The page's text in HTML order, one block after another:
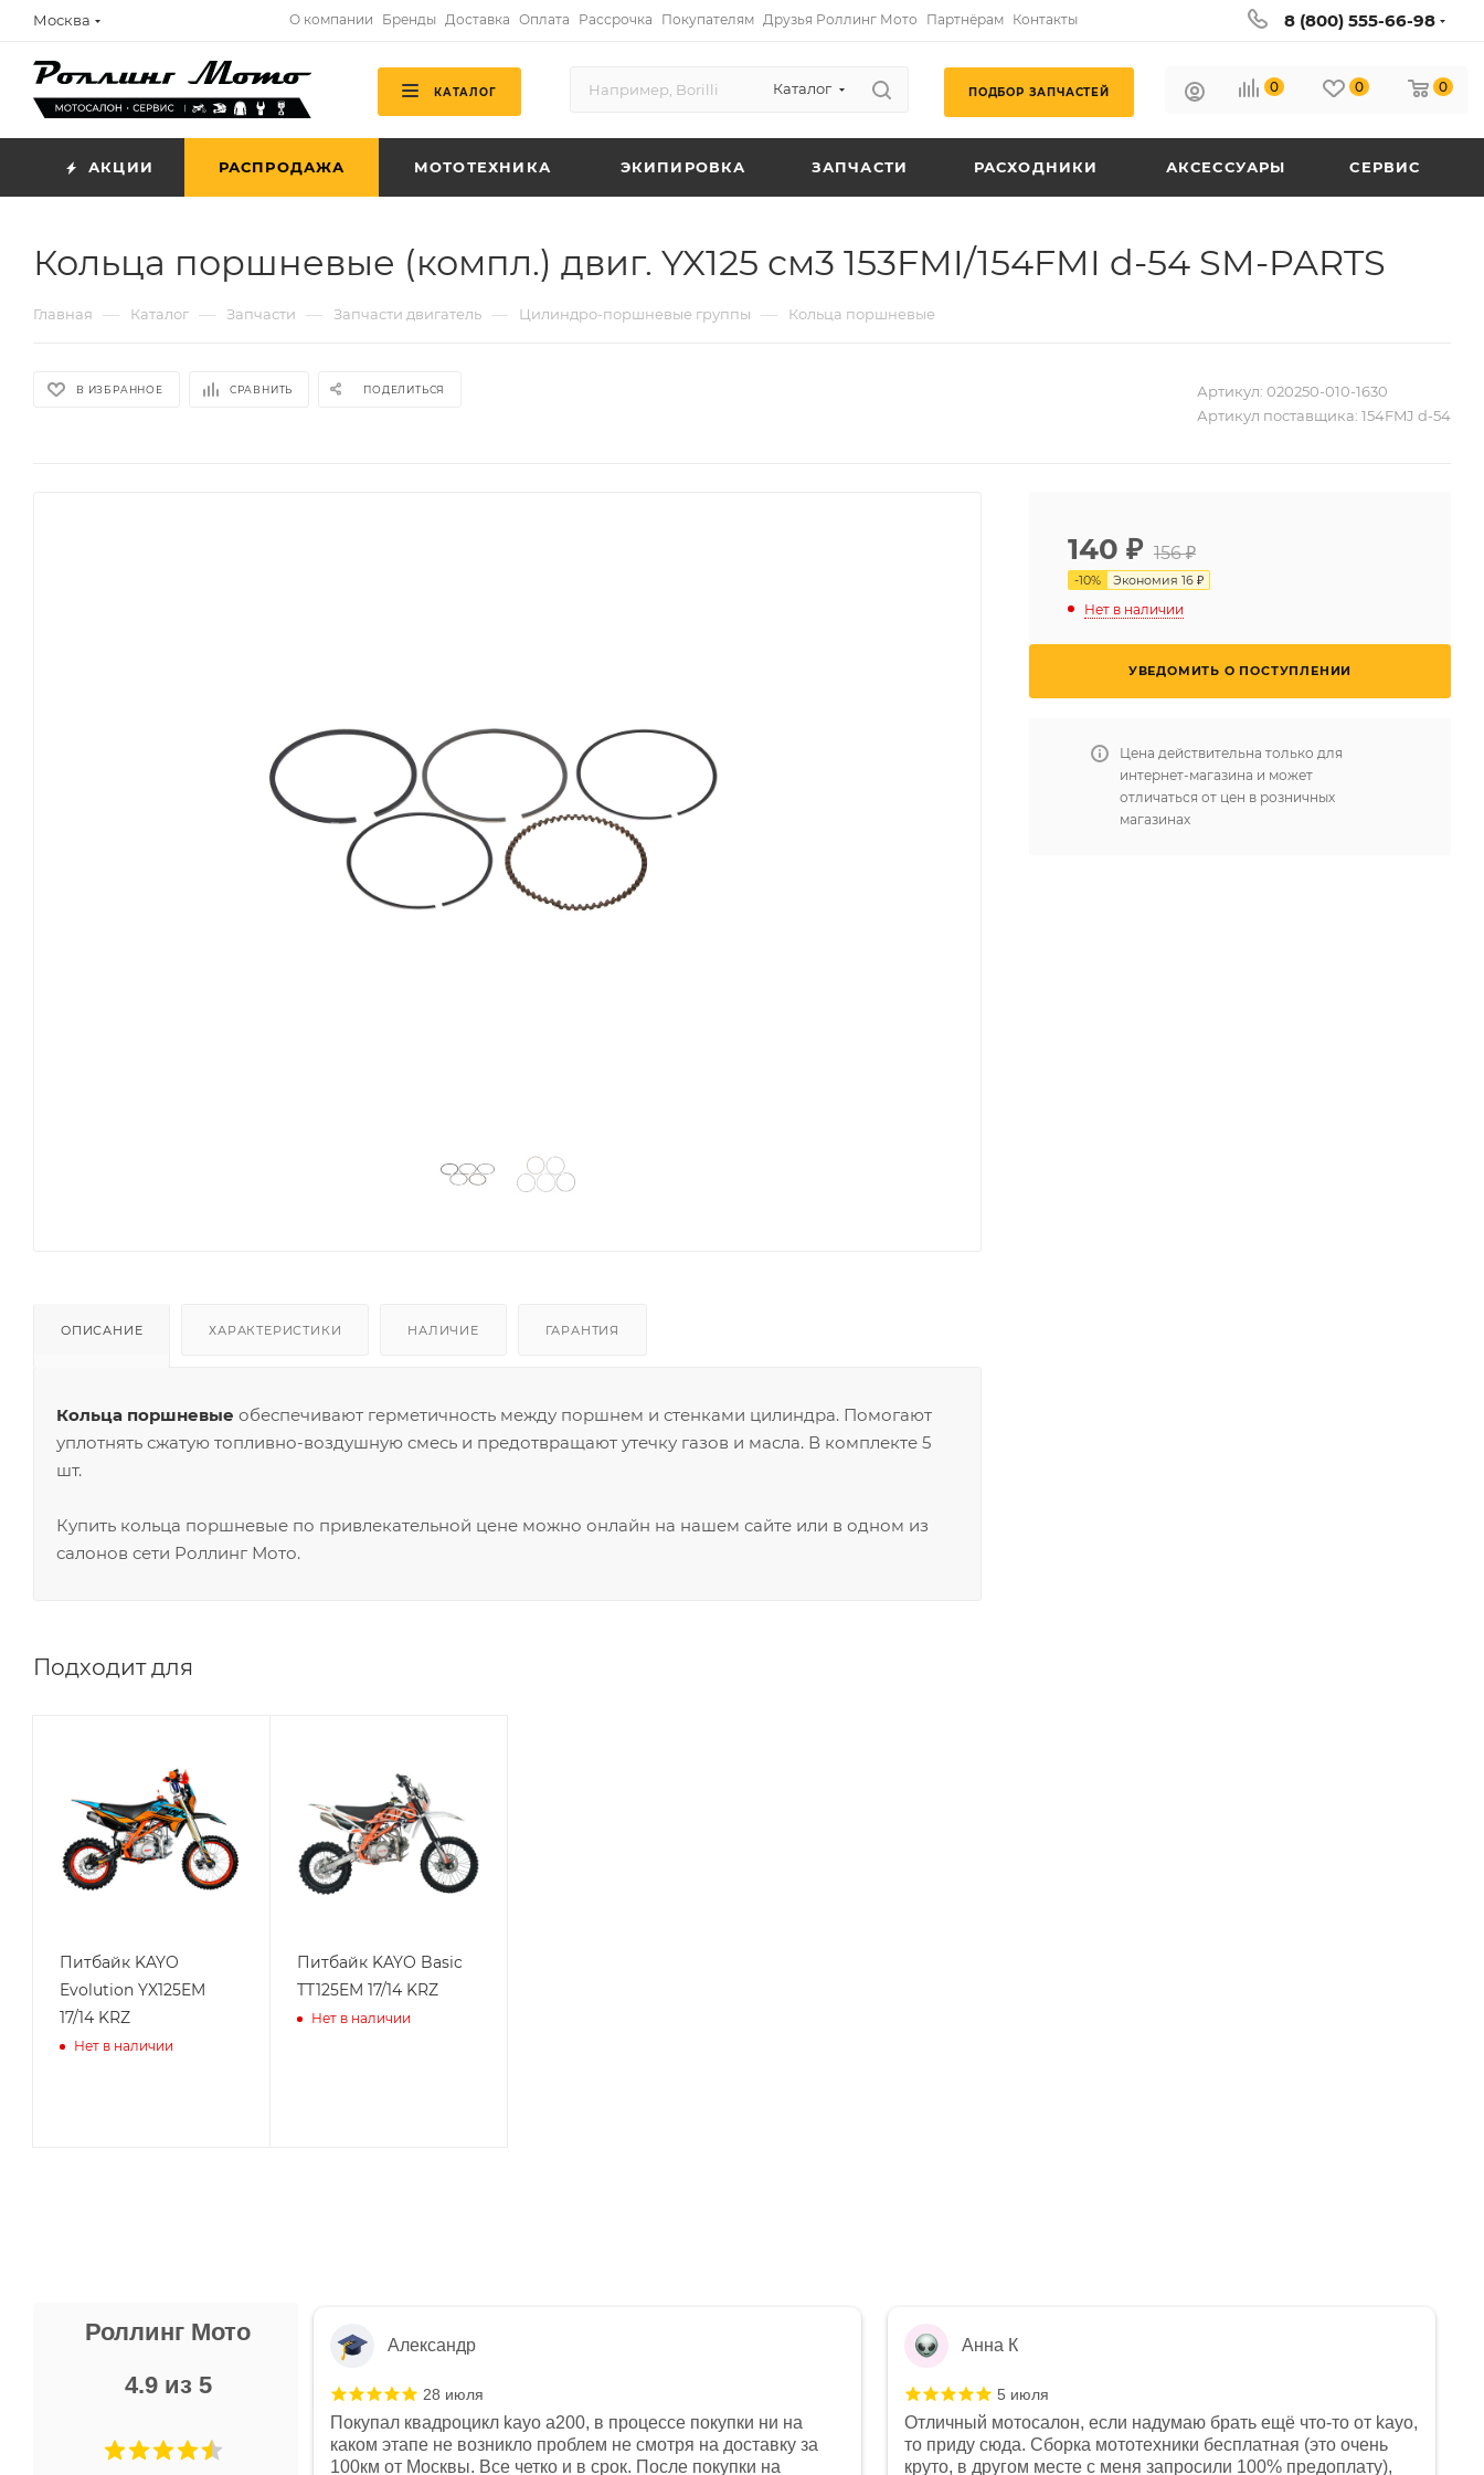
Москва О компании Бренды Доставка Оплата Рассрочка Покупателям Друзья Роллинг Мото Партнёрам Контакты 8 (800) 555-66-98
КАТАЛОГ Каталог ПОДБОР ЗАПЧАСТЕЙ 0 0 0
АКЦИИ РАСПРОДАЖА МОТОТЕХНИКА ЭКИПИРОВКА ЗАПЧАСТИ РАСХОДНИКИ АКСЕССУАРЫ СЕРВИС
Кольца поршневые (компл.) двиг. YX125 см3 153FMI/154FMI d-54 SM-PARTS
Главная — Каталог — Запчасти — Запчасти двигатель — Цилиндро-поршневые группы — Кольца поршневые
В ИЗБРАННОЕ СРАВНИТЬ ПОДЕЛИТЬСЯ Артикул: 020250-010-1630
Артикул поставщика: 154FMJ d-54
ОПИСАНИЕ ХАРАКТЕРИСТИКИ НАЛИЧИЕ ГАРАНТИЯ
Кольца поршневые обеспечивают герметичность между поршнем и стенками цилиндра. Помогают
уплотнять сжатую топливно-воздушную смесь и предотвращают утечку газов и масла. В комплекте 5
шт.
Купить кольца поршневые по привлекательной цене можно онлайн на нашем сайте или в одном из
салонов сети Роллинг Мото.
Подходит для
Питбайк KAYO
Evolution YX125EM
17/14 KRZ
Нет в наличии
Питбайк KAYO Basic
TT125EM 17/14 KRZ
Нет в наличии
140 ₽ 156 ₽
-10% Экономия 16 ₽
Нет в наличии
УВЕДОМИТЬ О ПОСТУПЛЕНИИ
Цена действительна только для
интернет-магазина и может
отличаться от цен в розничных
магазинах
Роллинг Мото
4.9 из 5
Не понравились условия
и дают только на год)
Александр
28 июля
Покупал квадроцикл kayo a200, в процессе покупки ни на
каком этапе не возникло проблем не смотря на доставку за
100км от Москвы. Все четко и в срок. После покупки на
Анна К
5 июля
Отличный мотосалон, если надумаю брать ещё что-то от kayo,
то приду сюда. Сборка мототехники бесплатная (это очень
круто, в другом месте с меня запросили 100% предоплату),